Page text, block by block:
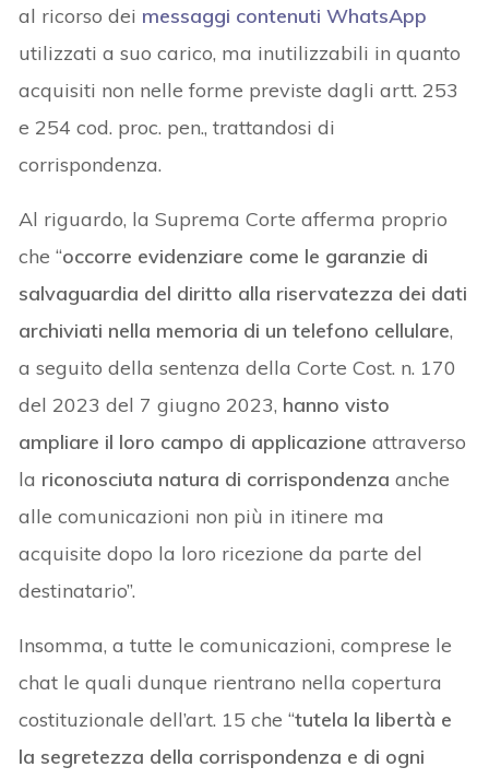
al ricorso dei messaggi contenuti WhatsApp
utilizzati a suo carico, ma inutilizzabili in quanto
acquisiti non nelle forme previste dagli artt. 253
e 254 cod. proc. pen., trattandosi di
corrispondenza.
Al riguardo, la Suprema Corte afferma proprio
che “occorre evidenziare come le garanzie di
salvaguardia del diritto alla riservatezza dei dati
archiviati nella memoria di un telefono cellulare,
a seguito della sentenza della Corte Cost. n. 170
del 2023 del 7 giugno 2023, hanno visto
ampliare il loro campo di applicazione attraverso
la riconosciuta natura di corrispondenza anche
alle comunicazioni non più in itinere ma
acquisite dopo la loro ricezione da parte del
destinatario”.
Insomma, a tutte le comunicazioni, comprese le
chat le quali dunque rientrano nella copertura
costituzionale dell’art. 15 che “tutela la libertà e
la segretezza della corrispondenza e di ogni